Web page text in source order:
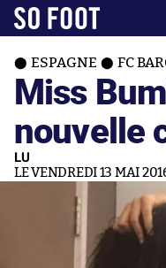
ESPAGNE FC
Miss
nouvelle
LU
LE VENDREDI 13 MAI